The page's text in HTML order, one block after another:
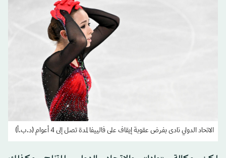
الاتحاد الدولي نادى بفرض عقوبة إيقاف على فالييفا لمدة تصل إلى 4 أعوام (د.ب.أ)